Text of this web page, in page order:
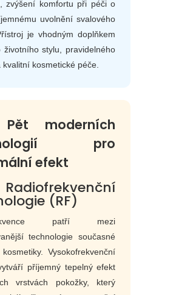
zvýšení komfortu při péči o
uvolnění svalového
je vhodným doplňkem
životního stylu, pravidelného
kvalitní kosmetické péče.
moderních
pro
efekt
(RF)
patří mezi
technologie současné
Vysokofrekvenční
příjemný tepelný efekt
vrstvách pokožky, který